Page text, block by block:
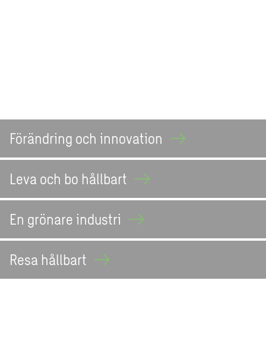
Förändring och innovation
Leva och bo hållbart
En grönare industri
Resa hållbart